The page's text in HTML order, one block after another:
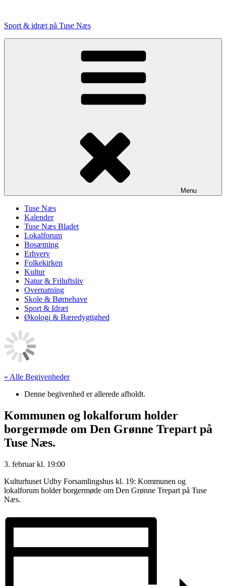
indhold
Sport & idræt på Tuse Næs
Menu
Tuse Næs
Kalender
Tuse Næs Bladet
Lokalforum
Bosætning
Erhverv
Folkekirken
Kultur
Natur & Friluftsliv
Overnatning
Skole & Børnehave
Sport & Idræt
Økologi & Bæredygtighed
« Alle Begivenheder
Denne begivenhed er allerede afholdt.
Kommunen og lokalforum holder
borgermøde om Den Grønne Trepart på
Tuse Næs.
3. februarkl. 19:00
Kulturhuset Udby Forsamlingshus kl. 19: Kommunen og
lokalforum holder borgermøde om Den Grønne Trepart på Tuse
Næs.